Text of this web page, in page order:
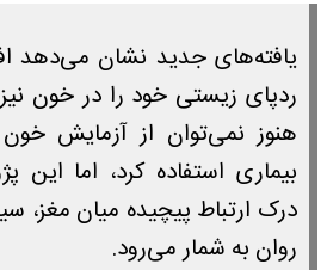
یافته‌های جدید نشان
ردپای زیستی خود را در خون
هنوز نمی‌توان از آزمایش
بیماری استفاده کرد، اما
درک ارتباط پیچیده میان مغز،
روان به شمار می‌رود.